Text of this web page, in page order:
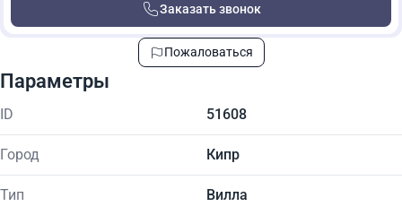
Заказать звонок
Пожаловаться
Параметры
ID 51608
Город Кипр
Тип Вилла